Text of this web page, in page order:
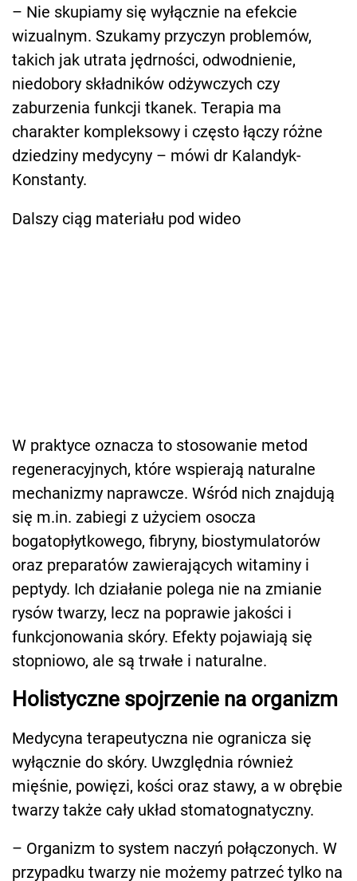
– Nie skupiamy się wyłącznie na efekcie
wizualnym. Szukamy przyczyn problemów,
takich jak utrata jędrności, odwodnienie,
niedobory składników odżywczych czy
zaburzenia funkcji tkanek. Terapia ma
charakter kompleksowy i często łączy różne
dziedziny medycyny – mówi dr Kalandyk-
Konstanty.
Dalszy ciąg materiału pod wideo
W praktyce oznacza to stosowanie metod
regeneracyjnych, które wspierają naturalne
mechanizmy naprawcze. Wśród nich znajdują
się m.in. zabiegi z użyciem osocza
bogatopłytkowego, fibryny, biostymulatorów
oraz preparatów zawierających witaminy i
peptydy. Ich działanie polega nie na zmianie
rysów twarzy, lecz na poprawie jakości i
funkcjonowania skóry. Efekty pojawiają się
stopniowo, ale są trwałe i naturalne.
Holistyczne spojrzenie na organizm
Medycyna terapeutyczna nie ogranicza się
wyłącznie do skóry. Uwzględnia również
mięśnie, powięzi, kości oraz stawy, a w obrębie
twarzy także cały układ stomatognatyczny.
– Organizm to system naczyń połączonych. W
przypadku twarzy nie możemy patrzeć tylko na